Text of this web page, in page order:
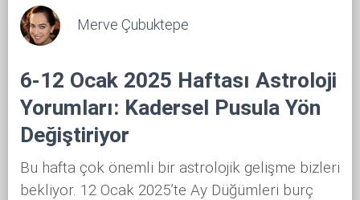
Merve Çubuktepe
6-12 Ocak 2025 Haftası Astroloji
Yorumları: Kadersel Pusula Yön
Değiştiriyor
Bu hafta çok önemli bir astrolojik gelişme bizleri
bekliyor. 12 Ocak 2025’te Ay Düğümleri burç